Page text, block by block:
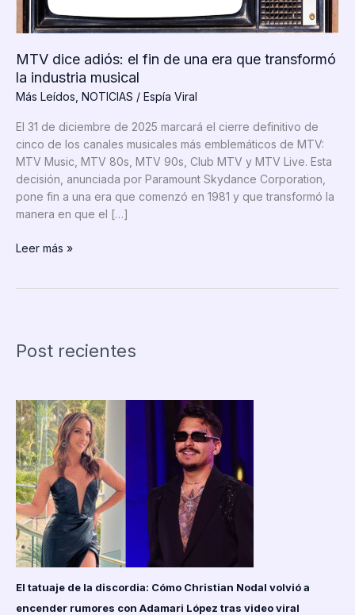
MTV dice adiós: el fin de una era que transformó
la industria musical
Más Leídos NOTICIAS / Espía Viral
El 31 de diciembre de 2025 marcará el cierre definitivo de
cinco de los canales musicales más emblemáticos de MTV:
MTV Music, MTV 80s, MTV 90s, Club MTV y MTV Live. Esta
decisión, anunciada por Paramount Skydance Corporation,
pone fin a una era que comenzó en 1981 y que transformó la
manera en que el […]
MTV
una
transformó
la
industria
musical
Leer más »
Post recientes
El tatuaje de la discordia: Cómo Christian Nodal volvió a
encender rumores con Adamari López tras video viral